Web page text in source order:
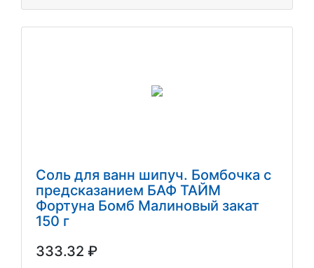
Соль для ванн шипуч. Бомбочка с
предсказанием БАФ ТАЙМ
Фортуна Бомб Малиновый закат
150 г
333.32 ₽